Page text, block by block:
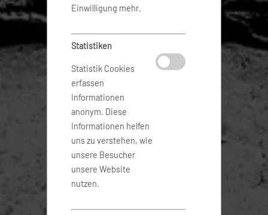
Einwilligung mehr.
Statistiken
Statistik Cookies
erfassen
Informationen
anonym. Diese
Informationen helfen
uns zu verstehen, wie
unsere Besucher
unsere Website
nutzen.